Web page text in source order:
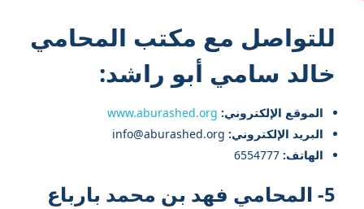
للتواصل مع مكتب المحامي
خالد سامي أبو راشد:
الموقع الإلكتروني: www.aburashed.org
البريد الإلكتروني:
الهاتف: 6554777
5- المحامي فهد بن محمد بارباع